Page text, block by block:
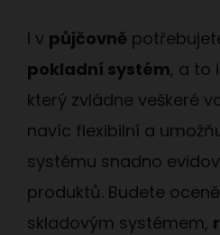
I v půjčovně
pokladní systém, a to
který zvládne veškeré
navíc flexibilní a
systému snadno
produktů. Budete
skladovým systémem,